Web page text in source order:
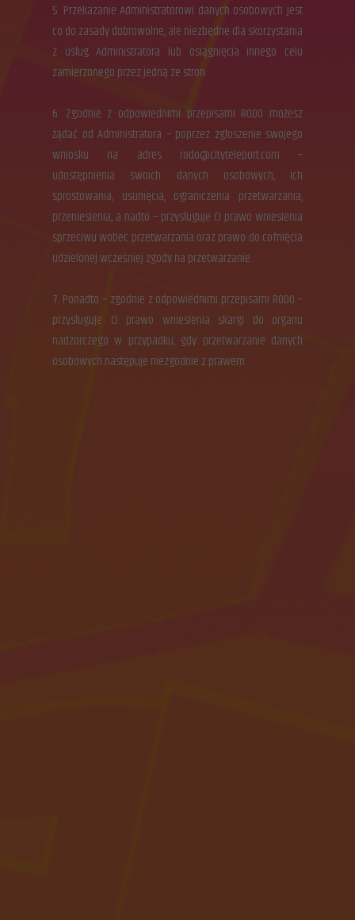
5. Przekazanie Administratorowi danych osobowych jest
co do zasady dobrowolne, ale niezbędne dla skorzystania
z usług Administratora lub osiągnięcia innego celu
zamierzonego przez jedną ze stron.
6. Zgodnie z odpowiednimi przepisami RODO możesz
żądać od Administratora – poprzez zgłoszenie swojego
wniosku na adres rodo@cityteleport.com –
udostępnienia swoich danych osobowych, ich
sprostowania, usunięcia, ograniczenia przetwarzania,
przeniesienia, a nadto – przysługuje Ci prawo wniesienia
sprzeciwu wobec przetwarzania oraz prawo do cofnięcia
udzielonej wcześniej zgody na przetwarzanie.
7. Ponadto – zgodnie z odpowiednimi przepisami RODO –
przysługuje Ci prawo wniesienia skargi do organu
nadzorczego w przypadku, gdy przetwarzanie danych
osobowych następuje niezgodnie z prawem.